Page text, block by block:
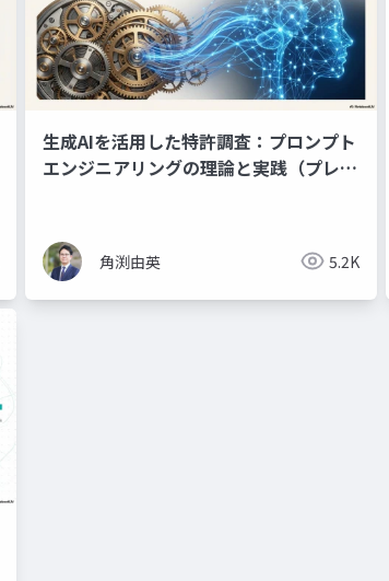
生成AIを活用した特許調査：プロンプト
エンジニアリングの理論と実践（プレゼ
角渕由英 5.2K